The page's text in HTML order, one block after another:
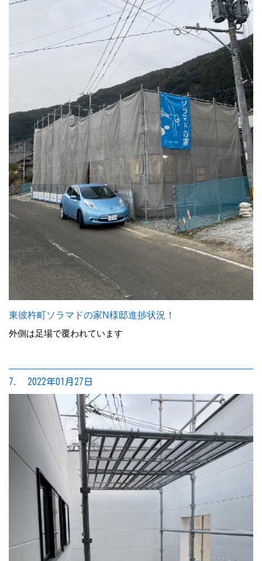
東彼杵町ソラマドの家N様邸進捗状況！
外側は足場で覆われています
7. 2022年01月27日